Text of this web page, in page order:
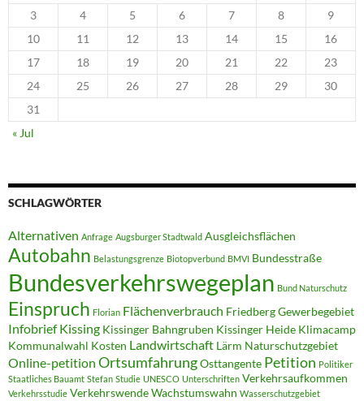
3
4 5 6 7 8
9
10
11 12 13 14 15
16
17
18 19 20 21 22
23
24
25 26 27 28 29
30
31
« Jul
SCHLAGWÖRTER
Alternativen Anfrage Augsburger Stadtwald Ausgleichsflächen
Autobahn Belastungsgrenze Biotopverbund BMVI Bundesstraße
Bundesverkehrswegeplan Bund Naturschutz
Einspruch Florian Flächenverbrauch FriedbergGewerbegebiet
Infobrief Kissing Kissinger Bahngruben Kissinger Heide Klimacamp
Kommunalwahl Kosten Landwirtschaft Lärm Naturschutzgebiet
Online-petition OrtsumfahrungOsttangente Petition Politiker
Staatliches Bauamt Stefan Studie UNESCO Unterschriften Verkehrsaufkommen
Verkehrsstudie VerkehrswendeWachstumswahn Wasserschutzgebiet